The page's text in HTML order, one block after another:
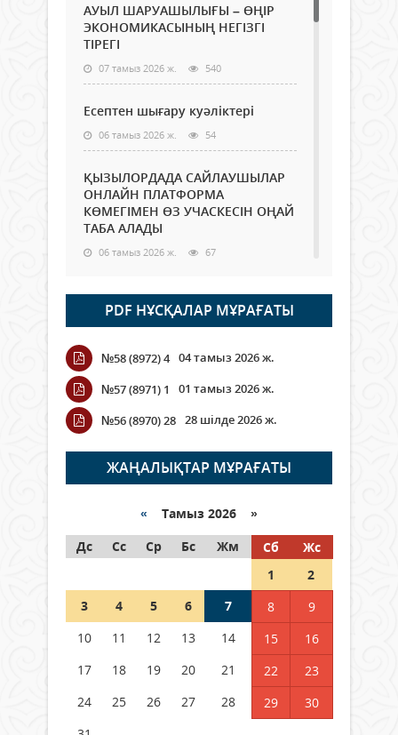
АУЫЛ ШАРУАШЫЛЫҒЫ – ӨҢІР
ЭКОНОМИКАСЫНЫҢ НЕГІЗГІ
ТІРЕГІ
07 тамыз 2026 ж. 540
Есептен шығару куәліктері
06 тамыз 2026 ж. 54
ҚЫЗЫЛОРДАДА САЙЛАУШЫЛАР
ОНЛАЙН ПЛАТФОРМА
КӨМЕГІМЕН ӨЗ УЧАСКЕСІН ОҢАЙ
ТАБА АЛАДЫ
06 тамыз 2026 ж. 67
Open Air: Қызылорда облысы
полиция департаменті 20
мыңнан астам көрерменнің
қауіпсіздігін қамтамасыз етті
06 тамыз 2026 ж.
Wi-Fi ҚАБЫРҒА АРҚЫЛЫ ҚАЛАЙ
ӨТЕДІ?
06 тамыз 2026 ж. 251
граждане Казахстана,
05 тамыз 2026 ж. 122
Шетелде жүрген Қазақстан
азаматтары қалай дауыс бере
PDF НҰСҚАЛАР МҰРАҒАТЫ
№58 (8972) 4 04 тамыз 2026 ж.
№57 (8971) 1
01 тамыз 2026 ж.
№56 (8970) 28 28 шілде 2026 ж.
ЖАҢАЛЫҚТАР МҰРАҒАТЫ
« Тамыз 2026 »
Дс
Сс Ср Бс Жм Сб
Жс
1
2
3
4 5 6 7 8
9
10
11 12 13 14 15
16
17
18 19 20 21 22
23
24
25 26 27 28 29
30